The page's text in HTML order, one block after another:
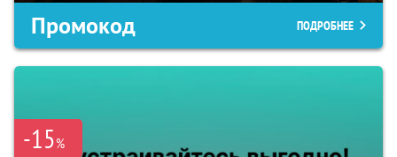
Промокод ПОДРОБНЕЕ
-15%